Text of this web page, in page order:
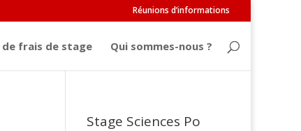
Réunions d’informations
frais de stage Qui sommes-nous ?
Stage Sciences Po